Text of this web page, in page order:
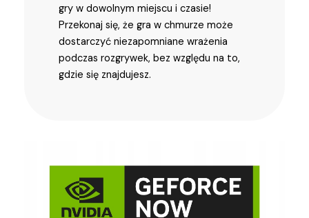
gry w dowolnym miejscu i czasie!
Przekonaj się, że gra w chmurze może
dostarczyć niezapomniane wrażenia
podczas rozgrywek, bez względu na to,
gdzie się znajdujesz.